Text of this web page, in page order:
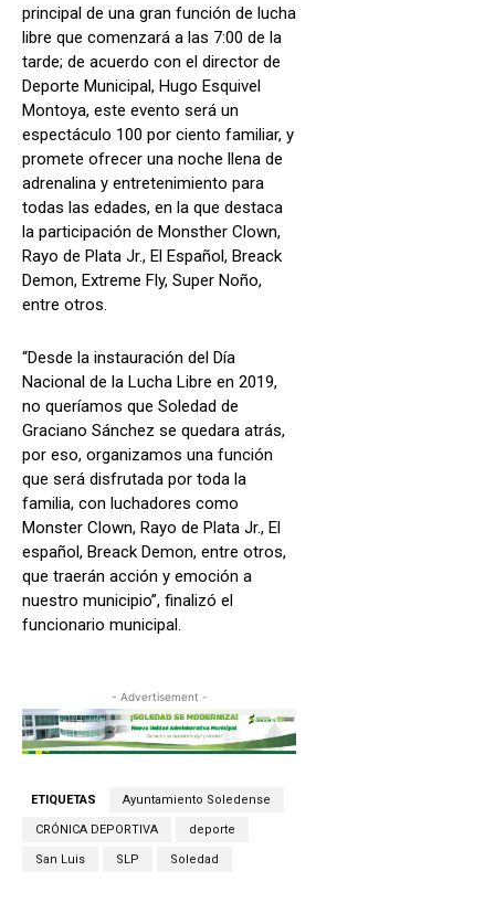
principal de una gran función de lucha
libre que comenzará a las 7:00 de la
tarde; de acuerdo con el director de
Deporte Municipal, Hugo Esquivel
Montoya, este evento será un
espectáculo 100 por ciento familiar, y
promete ofrecer una noche llena de
adrenalina y entretenimiento para
todas las edades, en la que destaca
la participación de Monsther Clown,
Rayo de Plata Jr., El Español, Breack
Demon, Extreme Fly, Super Noño,
entre otros.
“Desde la instauración del Día
Nacional de la Lucha Libre en 2019,
no queríamos que Soledad de
Graciano Sánchez se quedara atrás,
por eso, organizamos una función
que será disfrutada por toda la
familia, con luchadores como
Monster Clown, Rayo de Plata Jr., El
español, Breack Demon, entre otros,
que traerán acción y emoción a
nuestro municipio”, finalizó el
funcionario municipal.
- Advertisement -
ETIQUETAS Ayuntamiento Soledense
CRÓNICA DEPORTIVA deporte
San Luis SLP Soledad